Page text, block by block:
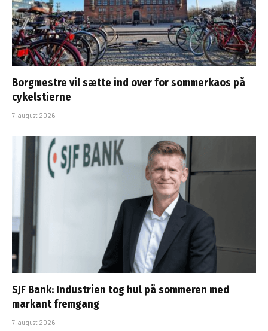
Borgmestre vil sætte ind over for sommerkaos på
cykelstierne
7. august 2026
SJF Bank: Industrien tog hul på sommeren med
markant fremgang
7. august 2026